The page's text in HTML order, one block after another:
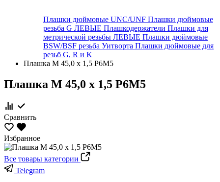
Плашки дюймовые UNC/UNF Плашки дюймовые
резьба G ЛЕВЫЕ Плашкодержатели Плашки для
метрической резьбы ЛЕВЫЕ Плашки дюймовые
BSW/BSF резьба Уитворта Плашки дюймовые для
резьб G, R и K
Плашка М 45,0 х 1,5 Р6М5
Плашка М 45,0 х 1,5 Р6М5
Сравнить
Избранное
Все товары категории
Telegram